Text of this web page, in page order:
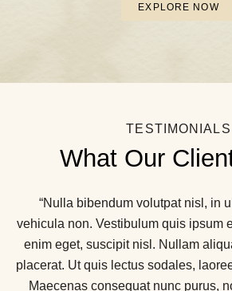
EXPLORE NOW
TESTIMONIALS
What Our
“Nulla bibendum volutpat nisl, in
vehicula non. Vestibulum quis ipsum
enim eget, suscipit nisl. Nullam
placerat. Ut quis lectus sodales,
Maecenas consequat nunc purus,
“Maecenas consequat nunc purus,
gravida nec. Vestibulum quis ipsum
enim eget, suscipit nisl. Nulla
ullamcorper sem vehicula non. Ut
laoreet nisi ut, ultricies in
“Maecenas consequat nunc purus,
gravida nec. Vestibulum quis ipsum
enim eget, suscipit nisl. Nulla
ullamcorper sem vehicula non. Ut
laoreet nisi ut, ultricies in